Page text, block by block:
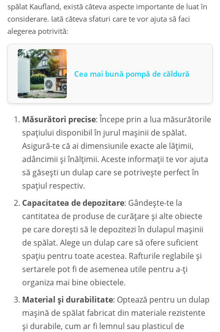
spălat Kaufland, există câteva aspecte importante de luat în
considerare. Iată câteva sfaturi care te vor ajuta să faci
alegerea potrivită:
Cea mai bună pompă de căldură
Măsurători precise: Începe prin a lua măsurătorile
spațiului disponibil în jurul mașinii de spălat.
Asigură-te că ai dimensiunile exacte ale lățimii,
adâncimii și înălțimii. Aceste informații te vor ajuta
să găsești un dulap care se potrivește perfect în
spațiul respectiv.
Capacitatea de depozitare: Gândește-te la
cantitatea de produse de curățare și alte obiecte
pe care dorești să le depozitezi în dulapul mașinii
de spălat. Alege un dulap care să ofere suficient
spațiu pentru toate acestea. Rafturile reglabile și
sertarele pot fi de asemenea utile pentru a-ți
organiza mai bine obiectele.
Material și durabilitate: Optează pentru un dulap
maşină de spălat fabricat din materiale rezistente
și durabile, cum ar fi lemnul sau plasticul de